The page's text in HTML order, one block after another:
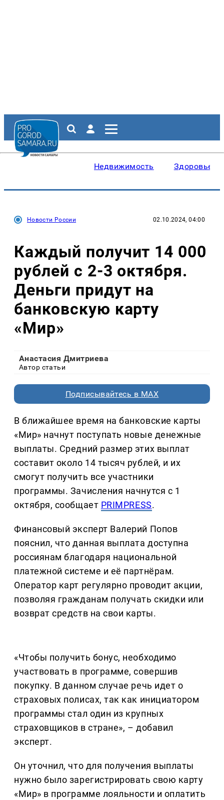
Недвижимость Здоровье
Новости России 02.10.2024, 04:00
Каждый получит 14 000
рублей с 2-3 октября.
Деньги придут на
банковскую карту
«Мир»
Анастасия Дмитриева
Автор статьи
Подписывайтесь в MAX
В ближайшее время на банковские карты
«Мир» начнут поступать новые денежные
выплаты. Средний размер этих выплат
составит около 14 тысяч рублей, и их
смогут получить все участники
программы. Зачисления начнутся с 1
октября, сообщает PRIMPRESS.
Финансовый эксперт Валерий Попов
пояснил, что данная выплата доступна
россиянам благодаря национальной
платежной системе и её партнёрам.
Оператор карт регулярно проводит акции,
позволяя гражданам получать скидки или
возврат средств на свои карты.
«Чтобы получить бонус, необходимо
участвовать в программе, совершив
покупку. В данном случае речь идет о
страховых полисах, так как инициатором
программы стал один из крупных
страховщиков в стране», – добавил
эксперт.
Он уточнил, что для получения выплаты
нужно было зарегистрировать свою карту
«Мир» в программе лояльности и оплатить